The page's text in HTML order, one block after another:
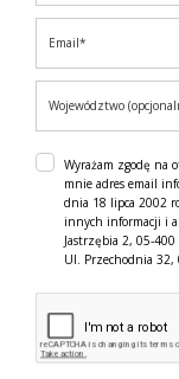
Wyrażam zgodę na
mnie adres email
dnia 18 lipca 2002
innych informacji i
Jastrzębia 2, 05-
Ul. Przechodnia